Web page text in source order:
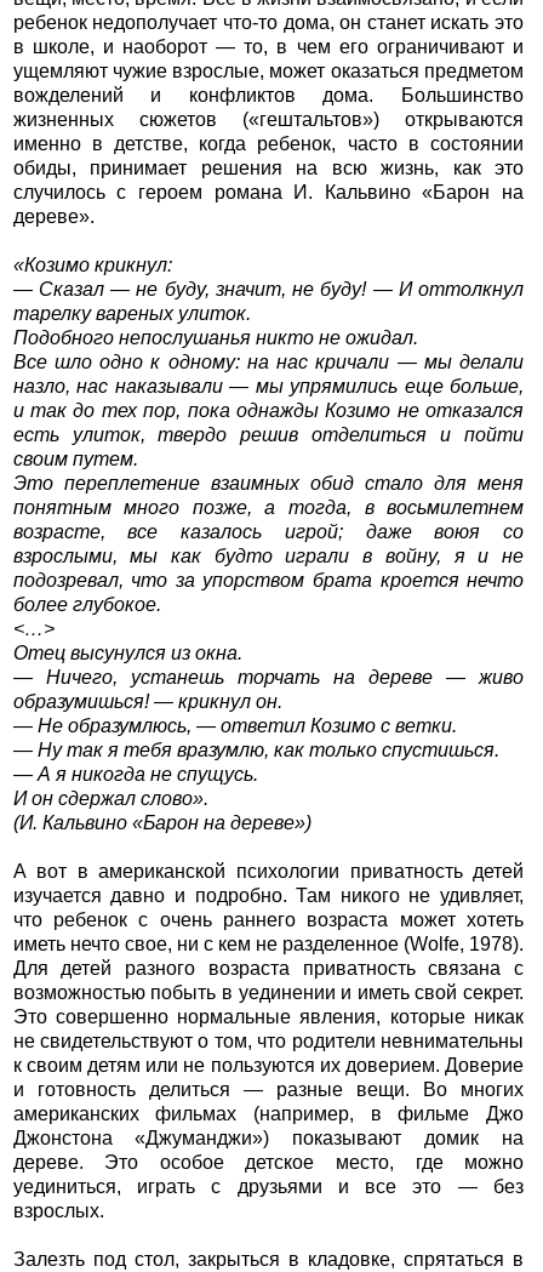
ребенок недополучает что-то дома, он станет искать это
в школе, и наоборот — то, в чем его ограничивают и
ущемляют чужие взрослые, может оказаться предметом
вожделений и конфликтов дома. Большинство
жизненных сюжетов («гештальтов») открываются
именно в детстве, когда ребенок, часто в состоянии
обиды, принимает решения на всю жизнь, как это
случилось с героем романа И. Кальвино «Барон на
дереве».
«Козимо крикнул:
— Сказал — не буду, значит, не буду! — И оттолкнул
тарелку вареных улиток.
Подобного непослушанья никто не ожидал.
Все шло одно к одному: на нас кричали — мы делали
назло, нас наказывали — мы упрямились еще больше,
и так до тех пор, пока однажды Козимо не отказался
есть улиток, твердо решив отделиться и пойти
своим путем.
Это переплетение взаимных обид стало для меня
понятным много позже, а тогда, в восьмилетнем
возрасте, все казалось игрой; даже воюя со
взрослыми, мы как будто играли в войну, я и не
подозревал, что за упорством брата кроется нечто
более глубокое.
<…>
Отец высунулся из окна.
— Ничего, устанешь торчать на дереве — живо
образумишься! — крикнул он.
— Не образумлюсь, — ответил Козимо с ветки.
— Ну так я тебя вразумлю, как только спустишься.
— А я никогда не спущусь.
И он сдержал слово».
(И. Кальвино «Барон на дереве»)
А вот в американской психологии приватность детей
изучается давно и подробно. Там никого не удивляет,
что ребенок с очень раннего возраста может хотеть
иметь нечто свое, ни с кем не разделенное (Wolfe, 1978).
Для детей разного возраста приватность связана с
возможностью побыть в уединении и иметь свой секрет.
Это совершенно нормальные явления, которые никак
не свидетельствуют о том, что родители невнимательны
к своим детям или не пользуются их доверием. Доверие
и готовность делиться — разные вещи. Во многих
американских фильмах (например, в фильме Джо
Джонстона «Джуманджи») показывают домик на
дереве. Это особое детское место, где можно
уединиться, играть с друзьями и все это — без
взрослых.
Залезть под стол, закрыться в кладовке, спрятаться в